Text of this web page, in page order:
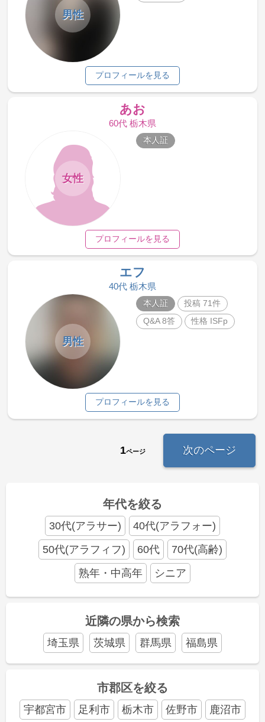
男性
プロフィールを見る
あお
60代 栃木県
女性
本人証
プロフィールを見る
エフ
40代 栃木県
男性
本人証
投稿 71件
Q&A 8答
性格 ISFp
プロフィールを見る
1ページ 次のページ
年代を絞る
30代(アラサー)
40代(アラフォー)
50代(アラフィフ)
60代
70代(高齢)
熟年・中高年
シニア
近隣の県から検索
埼玉県 茨城県 群馬県 福島県
市郡区を絞る
宇都宮市 足利市 栃木市 佐野市 鹿沼市